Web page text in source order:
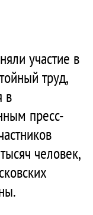
участие в
труд,
в
пресс-
человек,